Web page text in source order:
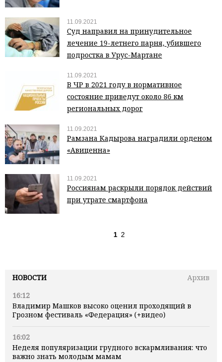
НОВОСТИ
Архив
16:12
Владимир Машков высоко оценил проходящий в
Грозном фестиваль «Федерация» (+видео)
16:02
Неделя популяризации грудного вскармливания: что
важно знать молодым мамам
11.09.2021
Суд направил на принудительное
лечение 19-летнего парня, убившего
подростка в Урус-Мартане
11.09.2021
В ЧР в 2021 году в нормативное
состояние приведут около 86 км
региональных дорог
11.09.2021
Рамзана Кадырова наградили орденом
«Авиценна»
11.09.2021
Россиянам раскрыли порядок действий
при утрате смартфона
1 2